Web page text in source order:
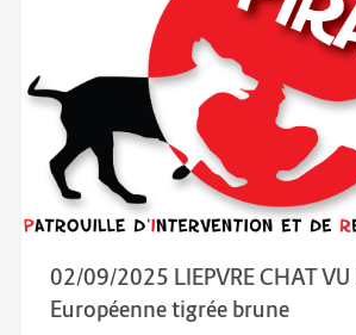
02/09/2025 LIEPVRE CHAT VU
Européenne tigrée brune